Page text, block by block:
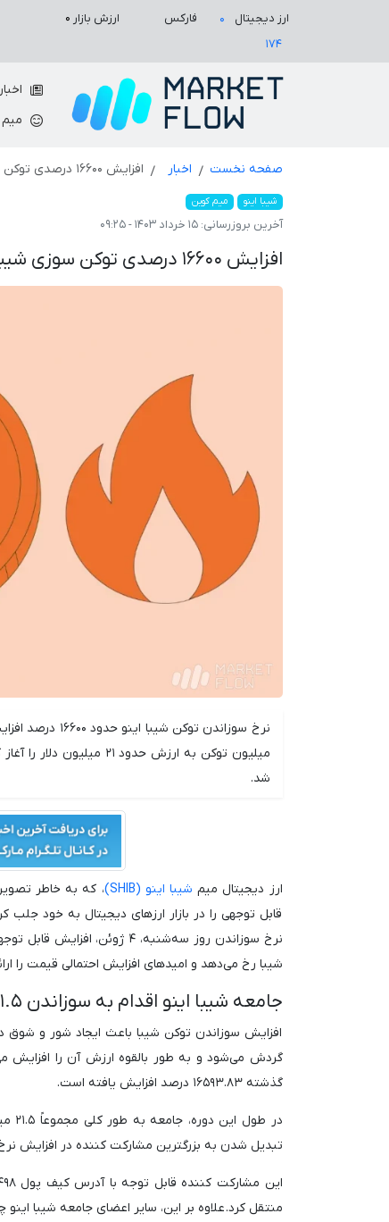
ارز دیجیتال ۰
فارکس
۱۷۴
ارزش بازار ۰
اخبار
صفحه نخست اخبار افزایش ۱۶۶۰۰ درصدی توکن سوزی شیبا؛ قیمت چه خواهد شد؟
شیبا اینو میم کوین
آخرین بروزرسانی:۱۵ خرداد ۱۴۰۳ - ۰۹:۲۵
افزایش ۱۶۶۰۰ درصدی توکن سوزی شیبا؛ قیمت چه خواهد شد؟
میلیون توکن به ارزش
شد.
ارز دیجیتال میم شیبا اینو (SHIB)
، که به خاطر
قابل توجهی را در بازار ارزهای دیجیتال به خود
شیبا رخ می‌دهد و امیدهای افزایش احتمالی قیمت را
جامعه شیبا اینو اقدام به سوزاندن ۲۱.۵ میلیون دلار شیبا کرد
افزایش سوزاندن توکن شیبا باعث ایجاد شور و
گذشته ۱۶۵۹۳.۸۳ درصد افزایش یافته است.
تبدیل شدن به بزرگترین مشارکت کننده در افزایش
منتقل کرد. علاوه بر این، سایر اعضای جامعه شیبا